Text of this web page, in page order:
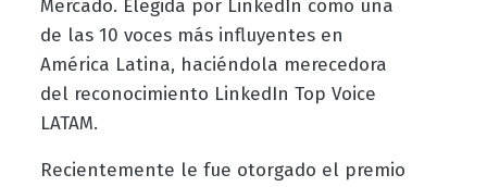
Mercado. Elegida por LinkedIn como una
de las 10 voces más influyentes en
América Latina, haciéndola merecedora
del reconocimiento LinkedIn Top Voice
LATAM.
Recientemente le fue otorgado el premio